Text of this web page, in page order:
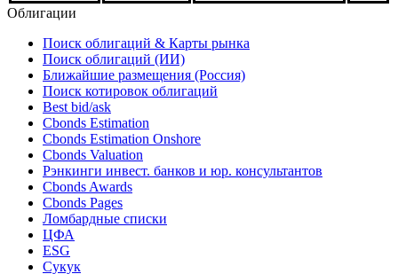
Облигации
Поиск облигаций & Карты рынка
Поиск облигаций (ИИ)
Ближайшие размещения (Россия)
Поиск котировок облигаций
Best bid/ask
Cbonds Estimation
Cbonds Estimation Onshore
Cbonds Valuation
Рэнкинги инвест. банков и юр. консультантов
Cbonds Awards
Cbonds Pages
Ломбардные списки
ЦФА
ESG
Сукук